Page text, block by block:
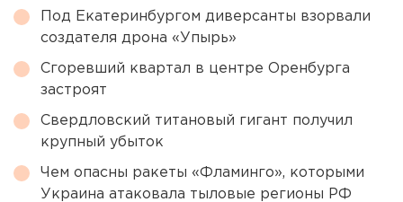
Под Екатеринбургом диверсанты взорвали
создателя дрона «Упырь»
Сгоревший квартал в центре Оренбурга
застроят
Свердловский титановый гигант получил
крупный убыток
Чем опасны ракеты «Фламинго», которыми
Украина атаковала тыловые регионы РФ